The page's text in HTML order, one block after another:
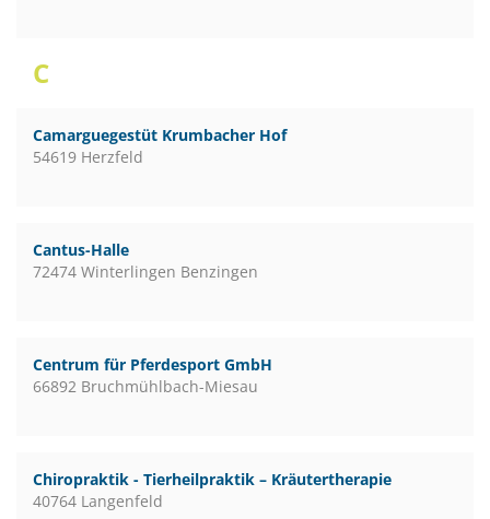
C
Camarguegestüt Krumbacher Hof
54619 Herzfeld
Cantus-Halle
72474 Winterlingen Benzingen
Centrum für Pferdesport GmbH
66892 Bruchmühlbach-Miesau
Chiropraktik - Tierheilpraktik – Kräutertherapie
40764 Langenfeld